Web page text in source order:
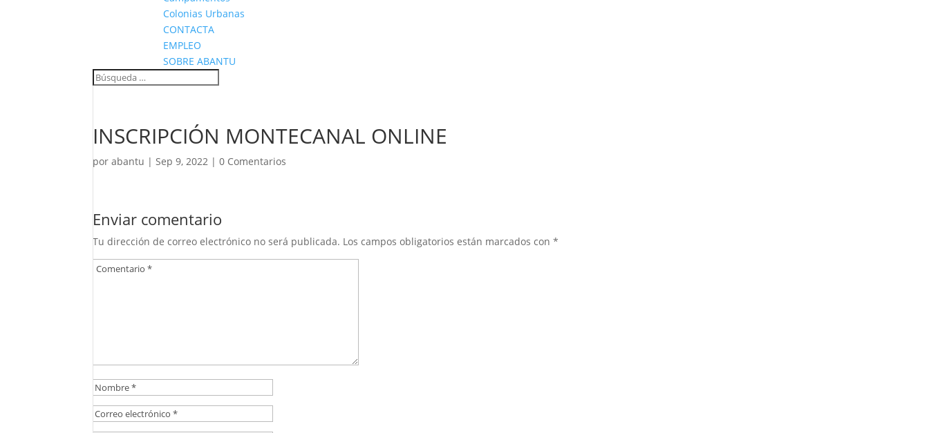
Colonias Urbanas
CONTACTA
EMPLEO
SOBRE ABANTU
INSCRIPCIÓN MONTECANAL ONLINE
porabantu |Sep 9, 2022 |0 Comentarios
Enviar comentario
Tu dirección de correo electrónico no será publicada. Los campos obligatorios están marcados con*